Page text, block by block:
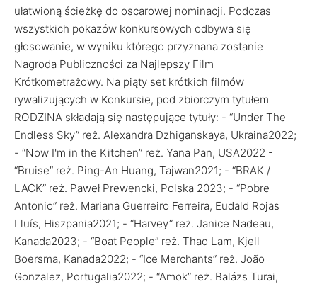
ułatwioną ścieżkę do oscarowej nominacji. Podczas
wszystkich pokazów konkursowych odbywa się
głosowanie, w wyniku którego przyznana zostanie
Nagroda Publiczności za Najlepszy Film
Krótkometrażowy. Na piąty set krótkich filmów
rywalizujących w Konkursie, pod zbiorczym tytułem
RODZINA składają się następujące tytuły: - “Under The
Endless Sky” reż. Alexandra Dzhiganskaya, Ukraina2022;
- “Now I'm in the Kitchen” reż. Yana Pan, USA2022 -
“Bruise” reż. Ping-An Huang, Tajwan2021; - “BRAK /
LACK” reż. Paweł Prewencki, Polska 2023; - “Pobre
Antonio” reż. Mariana Guerreiro Ferreira, Eudald Rojas
Lluís, Hiszpania2021; - “Harvey” reż. Janice Nadeau,
Kanada2023; - “Boat People” reż. Thao Lam, Kjell
Boersma, Kanada2022; - “Ice Merchants” reż. João
Gonzalez, Portugalia2022; - “Amok” reż. Balázs Turai,